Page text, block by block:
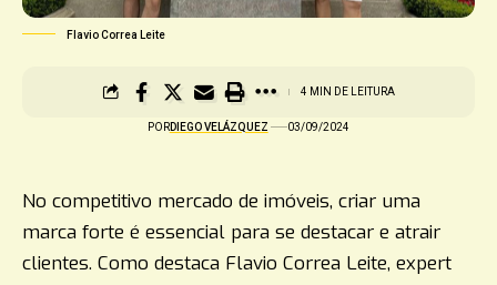
Flavio Correa Leite
PORDIEGO VELÁZQUEZ 03/09/2024
4 MIN DE LEITURA
No competitivo mercado de imóveis, criar uma
marca forte é essencial para se destacar e atrair
clientes. Como destaca Flavio Correa Leite, expert